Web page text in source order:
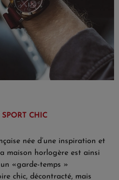
CHIC
née d’une inspiration et
maison horlogère est ainsi
«garde-temps »
chic, décontracté, mais